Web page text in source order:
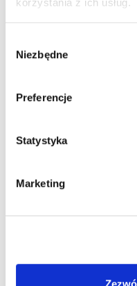
korzystania z ich usług.
zgody
Niezbędne
Preferencje
Statystyka
Marketing
przygotowanie
mocno owocowa.
dostępne są w
Oranżadka smak
naturalne barwniki,
stanowi świetny
rodziny. !